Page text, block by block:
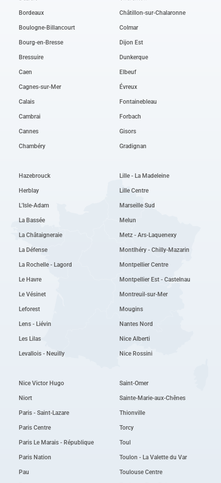
Bordeaux
Boulogne-Billancourt
Bourg-en-Bresse
Bressuire
Caen
Cagnes-sur-Mer
Calais
Cambrai
Cannes
Chambéry
Châtillon-sur-Chalaronne
Colmar
Dijon Est
Dunkerque
Elbeuf
Évreux
Fontainebleau
Forbach
Gisors
Gradignan
Hazebrouck
Herblay
L'Isle-Adam
La Bassée
La Châtaigneraie
La Défense
La Rochelle - Lagord
Le Havre
Le Vésinet
Leforest
Lens - Liévin
Les Lilas
Levallois - Neuilly
Lille - La Madeleine
Lille Centre
Marseille Sud
Melun
Metz - Ars-Laquenexy
Montlhéry - Chilly-Mazarin
Montpellier Centre
Montpellier Est - Castelnau
Montreuil-sur-Mer
Mougins
Nantes Nord
Nice Alberti
Nice Rossini
Nice Victor Hugo
Niort
Paris - Saint-Lazare
Paris Centre
Paris Le Marais - République
Paris Nation
Pau
Saint-Omer
Sainte-Marie-aux-Chênes
Thionville
Torcy
Toul
Toulon - La Valette du Var
Toulouse Centre